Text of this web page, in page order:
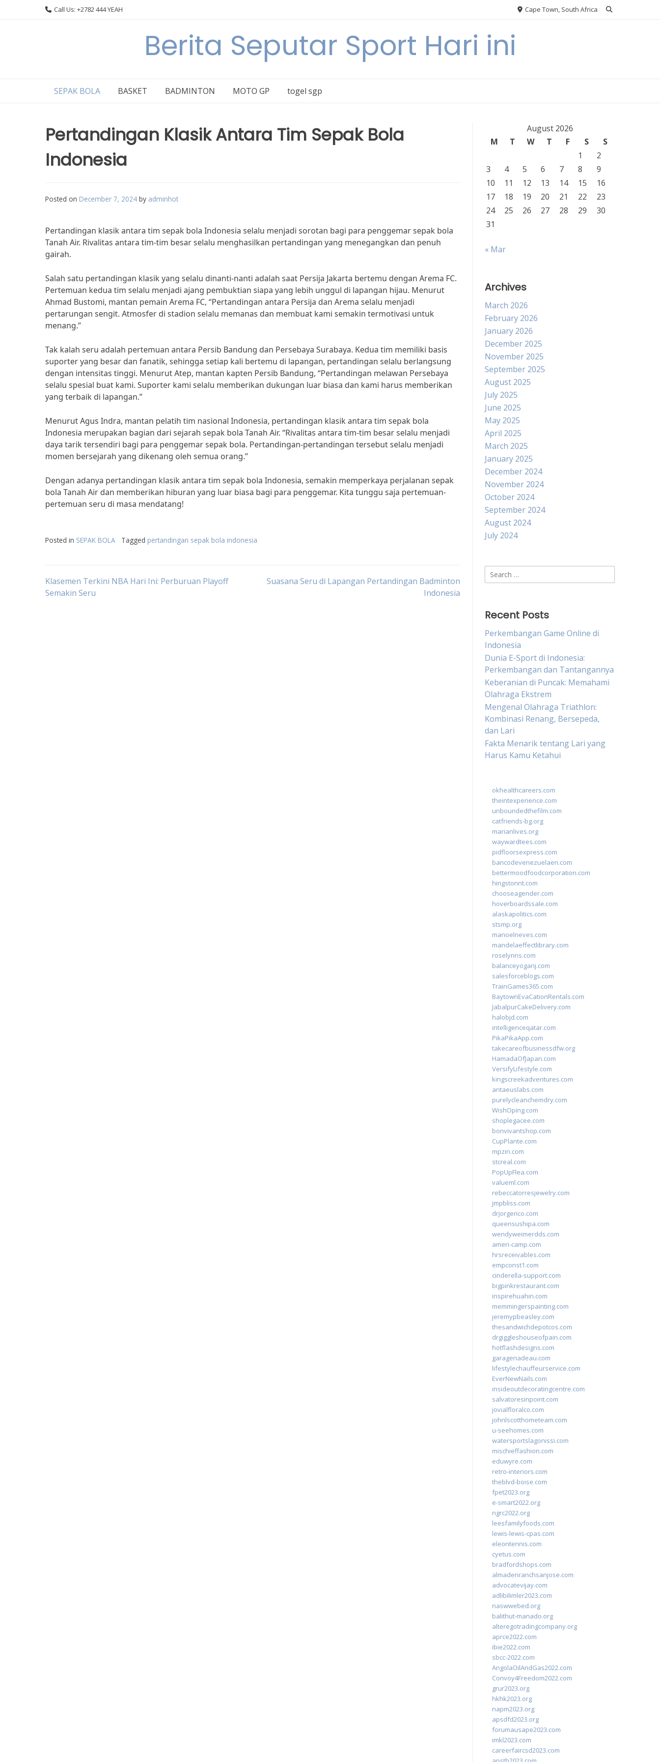
Call Us: +2782 444 YEAH Cape Town, South Africa
Berita Seputar Sport Hari ini
SEPAK BOLA BASKET BADMINTON MOTO GP togel sgp
Pertandingan Klasik Antara Tim Sepak Bola
Indonesia
Posted on December 7, 2024 by adminhot
Pertandingan klasik antara tim sepak bola Indonesia selalu menjadi sorotan bagi para penggemar sepak bola
Tanah Air. Rivalitas antara tim-tim besar selalu menghasilkan pertandingan yang menegangkan dan penuh
gairah.
Salah satu pertandingan klasik yang selalu dinanti-nanti adalah saat Persija Jakarta bertemu dengan Arema FC.
Pertemuan kedua tim selalu menjadi ajang pembuktian siapa yang lebih unggul di lapangan hijau. Menurut
Ahmad Bustomi, mantan pemain Arema FC, “Pertandingan antara Persija dan Arema selalu menjadi
pertarungan sengit. Atmosfer di stadion selalu memanas dan membuat kami semakin termotivasi untuk
menang.”
Tak kalah seru adalah pertemuan antara Persib Bandung dan Persebaya Surabaya. Kedua tim memiliki basis
suporter yang besar dan fanatik, sehingga setiap kali bertemu di lapangan, pertandingan selalu berlangsung
dengan intensitas tinggi. Menurut Atep, mantan kapten Persib Bandung, “Pertandingan melawan Persebaya
selalu spesial buat kami. Suporter kami selalu memberikan dukungan luar biasa dan kami harus memberikan
yang terbaik di lapangan.”
Menurut Agus Indra, mantan pelatih tim nasional Indonesia, pertandingan klasik antara tim sepak bola
Indonesia merupakan bagian dari sejarah sepak bola Tanah Air. “Rivalitas antara tim-tim besar selalu menjadi
daya tarik tersendiri bagi para penggemar sepak bola. Pertandingan-pertandingan tersebut selalu menjadi
momen bersejarah yang dikenang oleh semua orang.”
Dengan adanya pertandingan klasik antara tim sepak bola Indonesia, semakin memperkaya perjalanan sepak
bola Tanah Air dan memberikan hiburan yang luar biasa bagi para penggemar. Kita tunggu saja pertemuan-
pertemuan seru di masa mendatang!
Posted in SEPAK BOLA Tagged pertandingan sepak bola indonesia
Post
Klasemen Terkini NBA Hari Ini: Perburuan Playoff
Semakin Seru
Suasana Seru di Lapangan Pertandingan Badminton
Indonesia
August 2026
M
T W T F S
S
1
2
3
4 5 6 7 8
9
10
11 12 13 14 15
16
17
18 19 20 21 22
23
24
25 26 27 28 29
30
31
« Mar
Archives
March 2026
February 2026
January 2026
December 2025
November 2025
September 2025
August 2025
July 2025
June 2025
May 2025
April 2025
March 2025
January 2025
December 2024
November 2024
October 2024
September 2024
August 2024
July 2024
Search
for:
Recent Posts
Perkembangan Game Online di
Indonesia
Dunia E-Sport di Indonesia:
Perkembangan dan Tantangannya
Keberanian di Puncak: Memahami
Olahraga Ekstrem
Mengenal Olahraga Triathlon:
Kombinasi Renang, Bersepeda,
dan Lari
Fakta Menarik tentang Lari yang
Harus Kamu Ketahui
okhealthcareers.com
theintexperience.com
unboundedthefilm.com
catfriends-bg.org
marianlives.org
waywardtees.com
pidfloorsexpress.com
bancodevenezuelaen.com
bettermoodfoodcorporation.com
hingstonnt.com
chooseagender.com
hoverboardssale.com
alaskapolitics.com
stsmp.org
manoelneves.com
mandelaeffectlibrary.com
roselynns.com
balanceyoganj.com
salesforceblogs.com
TrainGames365.com
BaytownEvaCationRentals.com
JabalpurCakeDelivery.com
halobjd.com
intelligenceqatar.com
PikaPikaApp.com
takecareofbusinessdfw.org
HamadaOfJapan.com
VersifyLifestyle.com
kingscreekadventures.com
antaeuslabs.com
purelycleanchemdry.com
WishOping.com
shoplegacee.com
bonvivantshop.com
CupPlante.com
mpzin.com
stcreal.com
PopUpFlea.com
valueml.com
rebeccatorresjewelry.com
jmpbliss.com
drjorgerico.com
queensushipa.com
wendyweimerdds.com
ameri-camp.com
hrsreceivables.com
empconst1.com
cinderella-support.com
bigpinkrestaurant.com
inspirehuahin.com
memmingerspainting.com
jeremypbeasley.com
thesandwichdepotcos.com
drgiggleshouseofpain.com
hotflashdesigns.com
garagenadeau.com
lifestylechauffeurservice.com
EverNewNails.com
insideoutdecoratingcentre.com
salvatoresinpoint.com
jovialfloralco.com
johnlscotthometeam.com
u-seehomes.com
watersportslagonissi.com
mischieffashion.com
eduwyre.com
retro-interiors.com
theblvd-boise.com
fpet2023.org
e-smart2022.org
ngrc2022.org
leesfamilyfoods.com
lewis-lewis-cpas.com
eleontennis.com
cyetus.com
bradfordshops.com
almadenranchsanjose.com
advocatevijay.com
adlibilimler2023.com
naswwebed.org
balithut-manado.org
alteregotradingcompany.org
aprce2022.com
ibie2022.com
sbcc-2022.com
AngolaOilAndGas2022.com
Convoy4Freedom2022.com
grur2023.org
hkhk2023.org
napm2023.org
apsdfd2023.org
forumausape2023.com
imkl2023.com
careerfaircsd2023.com